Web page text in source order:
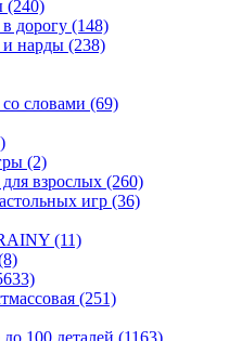
(240)
дорогу (148)
нарды (238)
словами (69)
(2)
взрослых (260)
игр (36)
(11)
(251)